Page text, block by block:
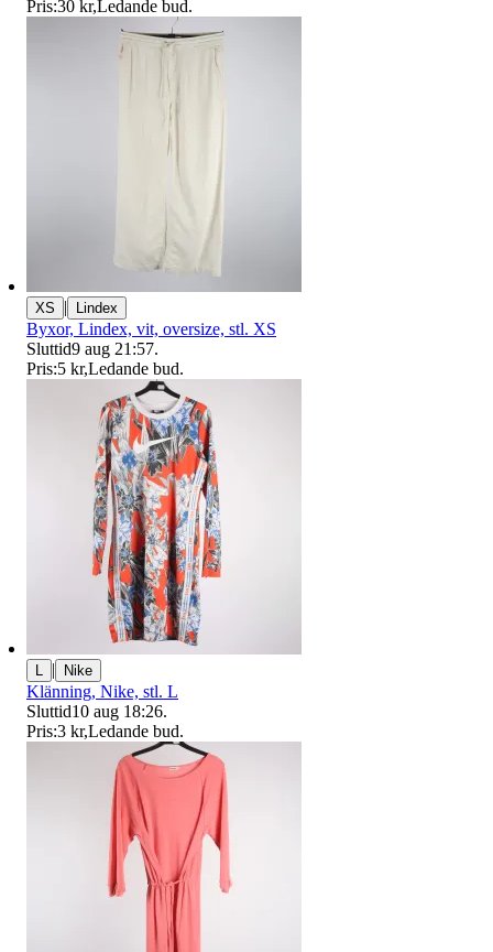
Pris:30 kr,Ledande bud.
XS | Lindex
Byxor, Lindex, vit, oversize, stl. XS
Sluttid9 aug 21:57.
Pris:5 kr,Ledande bud.
L | Nike
Klänning, Nike, stl. L
Sluttid10 aug 18:26.
Pris:3 kr,Ledande bud.